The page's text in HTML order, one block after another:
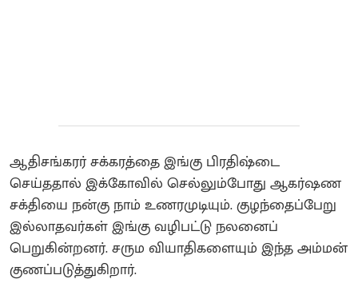
ஆதிசங்கரர் சக்கரத்தை இங்கு பிரதிஷ்டை
செய்ததால் இக்கோவில் செல்லும்போது ஆகர்ஷண
சக்தியை நன்கு நாம் உணரமுடியும். குழந்தைப்பேறு
இல்லாதவர்கள் இங்கு வழிபட்டு நலனைப்
பெறுகின்றனர். சரும வியாதிகளையும் இந்த அம்மன்
குணப்படுத்துகிறார்.